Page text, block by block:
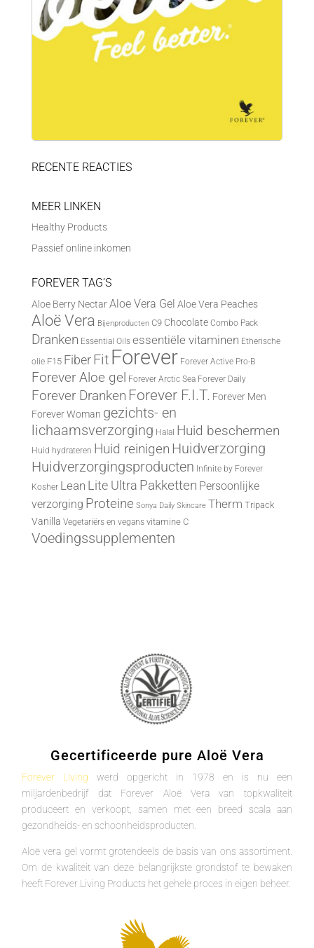
RECENTE REACTIES
MEER LINKEN
Healthy Products
Passief online inkomen
FOREVER TAG’S
Aloe Berry NectarAloe Vera Gel Aloe Vera Peaches
Aloë Vera Bijenproducten C9 Chocolate Combo Pack
Dranken Essential Oils essentiële vitaminen Etherische
olie F15 Fiber Fit Forever Forever Active Pro-B
Forever Aloe gel Forever Arctic Sea Forever Daily
Forever Dranken Forever F.I.T. Forever Men
Forever Woman gezichts- en
lichaamsverzorging Halal Huid beschermen
Huid hydrateren Huid reinigen Huidverzorging
Huidverzorgingsproducten Infinite by Forever
Kosher Lean Lite Ultra Pakketten Persoonlijke
verzorging Proteine Sonya Daily Skincare Therm Tripack
Vanilla Vegetariërs en vegans vitamine C
Voedingssupplementen
Gecertificeerde pure Aloë Vera
Forever Living werd opgericht in 1978 en is nu een
miljardenbedrijf dat Forever Aloë Vera van topkwaliteit
produceert en verkoopt, samen met een breed scala aan
gezondheids- en schoonheidsproducten.
Aloë vera gel vormt grotendeels de basis van ons assortiment.
Om de kwaliteit van deze belangrijkste grondstof te bewaken
heeft Forever Living Products het gehele proces in eigen beheer.